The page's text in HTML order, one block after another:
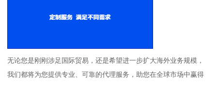
无论您是刚刚涉足国际贸易，还是希望进一步扩大海外业务规模，
我们都将为您提供专业、可靠的代理服务，助您在全球市场中赢得